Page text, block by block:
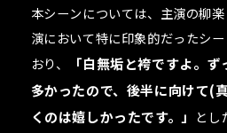
本シーンについては、主演の柳
演において特に印象的だったシ
おり、
「白無垢と袴ですよ。
多かったので、後半に向けて(
くのは嬉しかったです。」
とし